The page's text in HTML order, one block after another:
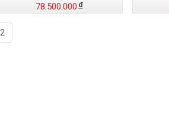
78.500.000
2